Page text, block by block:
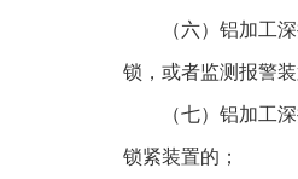
（六）铝加工
锁，或者监测报警
（七）铝加工
锁紧装置的；